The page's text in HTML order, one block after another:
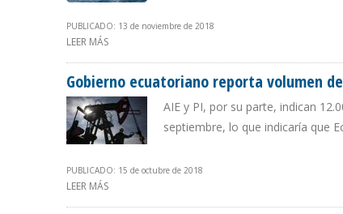
PUBLICADO: 13 de noviembre de 2018
LEER MÁS
Gobierno ecuatoriano reporta volumen
AIE y PI, por su parte, indican
septiembre, lo que indicaría que
PUBLICADO: 15 de octubre de 2018
LEER MÁS